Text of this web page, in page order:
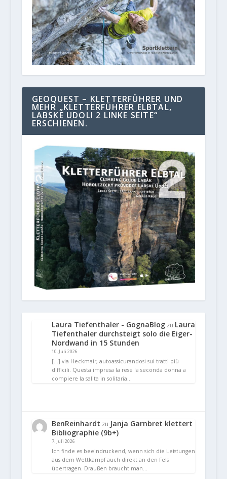
GEOQUEST – KLETTERFÜHRER UND
MEHR „KLETTERFÜHRER ELBTAL,
LABSKE UDOLI 2 LINKE SEITE“
ERSCHIENEN.
Laura Tiefenthaler - GognaBlogzu Laura
Tiefenthaler durchsteigt solo die Eiger-
Nordwand in 15 Stunden
10. Juli 2026
[…] via Heckmair, autoassicurandosi sui tratti più
difficili. Questa impresa la rese la seconda donna a
compiere la salita in solitaria…
BenReinhardt zu Janja Garnbret klettert
Bibliographie (9b+)
7. Juli 2026
Ich finde es beeindruckend, wenn sich die Leistungen
aus dem Wettkampf auch direkt an den Fels
übertragen. Draußen braucht man…